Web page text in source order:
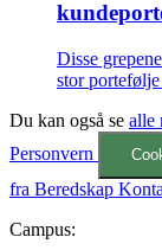
Disse
stor
Du kan også se alle
Personvern
fra Beredskap
Campus: